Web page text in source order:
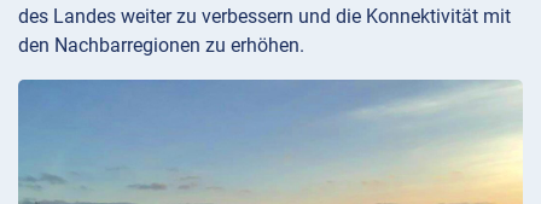
des Landes weiter zu verbessern und die Konnektivität mit
den Nachbarregionen zu erhöhen.